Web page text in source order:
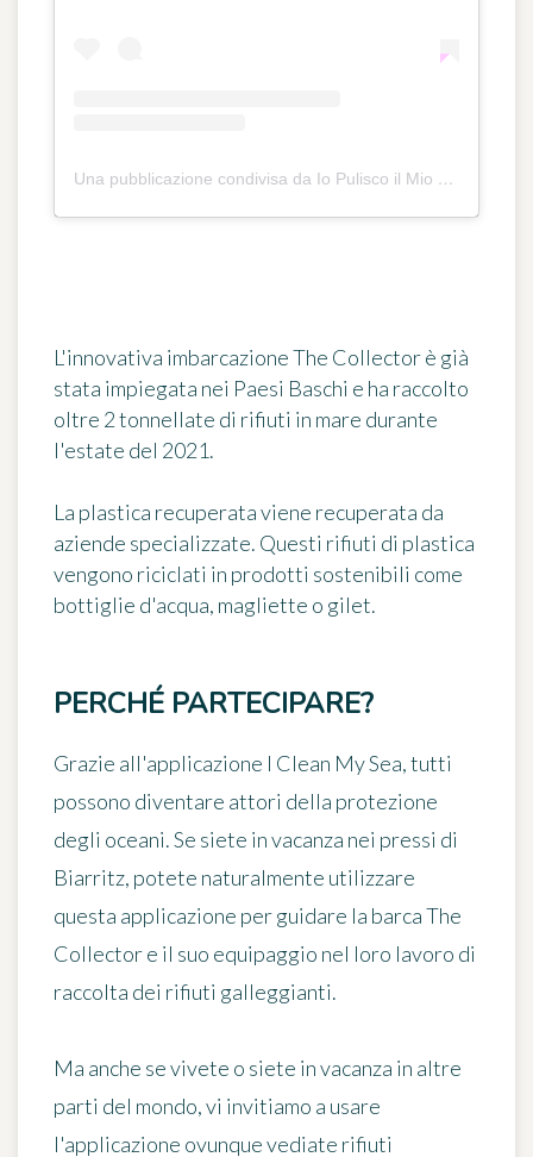
Una pubblicazione condivisa da Io Pulisco il Mio Mare (@icleanmysea)
L'innovativa imbarcazione The Collector è già
stata impiegata nei Paesi Baschi e ha raccolto
oltre 2 tonnellate di rifiuti in mare durante
l'estate del 2021.
La plastica recuperata viene recuperata da
aziende specializzate. Questi rifiuti di plastica
vengono riciclati in prodotti sostenibili come
bottiglie d'acqua, magliette o gilet.
PERCHÉ PARTECIPARE?
Grazie all'applicazione I Clean My Sea, tutti
possono diventare attori della protezione
degli oceani. Se siete in vacanza nei pressi di
Biarritz, potete naturalmente utilizzare
questa applicazione per guidare la barca The
Collector e il suo equipaggio nel loro lavoro di
raccolta dei rifiuti galleggianti.
Ma anche se vivete o siete in vacanza in altre
parti del mondo, vi invitiamo a usare
l'applicazione ovunque vediate rifiuti